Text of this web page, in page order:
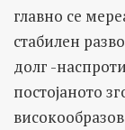
главно се
стабилен
долг -
постојаното